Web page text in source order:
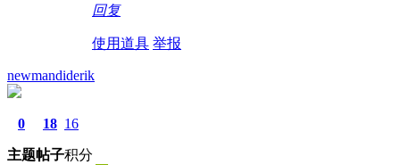
回复
使用道具 举报
newmandiderik
0
主题
18
帖子
16
积分